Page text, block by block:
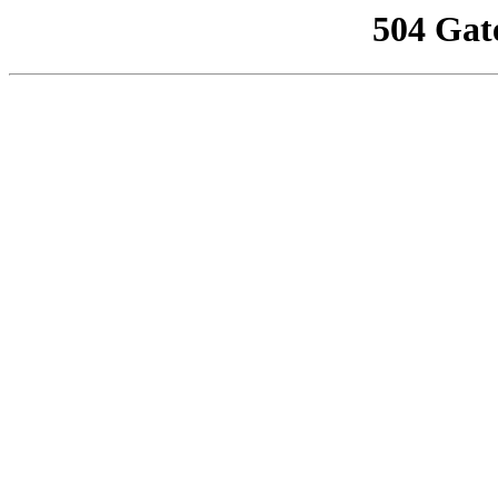
504